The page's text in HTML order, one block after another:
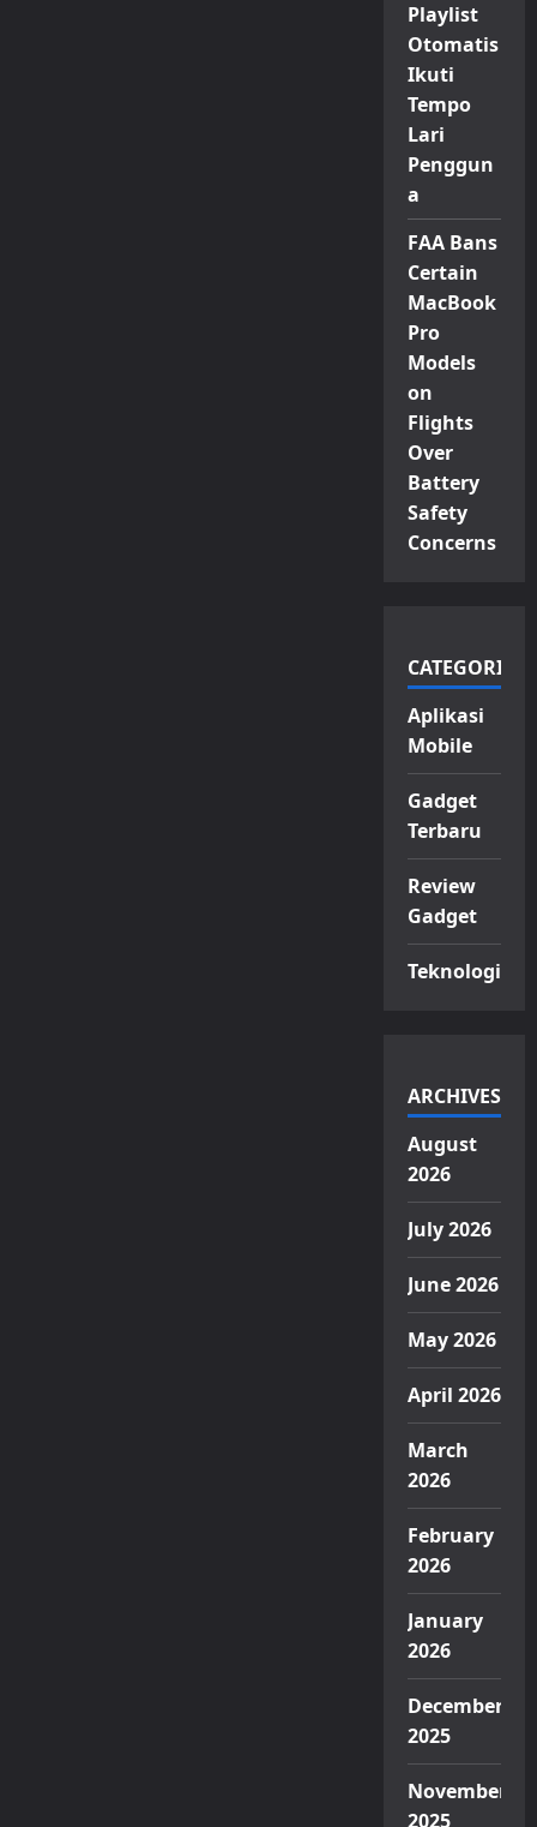
Playlist
Otomatis
Ikuti
Tempo
Lari
Penggun
a
FAA Bans
Certain
MacBook
Pro
Models
on
Flights
Over
Battery
Safety
Concerns
CATEGORIES
Aplikasi
Mobile
Gadget
Terbaru
Review
Gadget
Teknologi
ARCHIVES
August
2026
July 2026
June 2026
May 2026
April 2026
March
2026
February
2026
January
2026
December
2025
November
2025